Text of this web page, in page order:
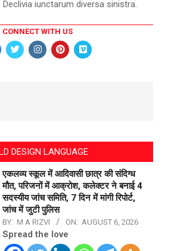
iunctarum diversa sinistra.
CONNECT WITH US
DESIGN LANGUAGE
एकलव्य स्कूल में आदिवासी छात्र की संदिग्ध
मौत, परिजनों में आक्रोश, कलेक्टर ने बनाई 4
सदस्यीय जांच समिति, 7 दिन में मांगी रिपोर्ट,
जांच में जुटी पुलिस
BY: M A RIZVI ON: AUGUST 6, 2026
Spread the love